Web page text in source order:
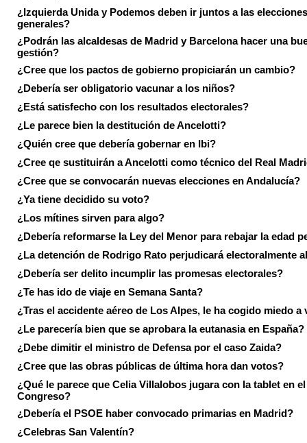
¿Izquierda Unida y Podemos deben ir juntos a las elecciones
generales?
¿Podrán las alcaldesas de Madrid y Barcelona hacer una
gestión?
¿Cree que los pactos de gobierno propiciarán un cambio?
¿Debería ser obligatorio vacunar a los niños?
¿Está satisfecho con los resultados electorales?
¿Le parece bien la destitución de Ancelotti?
¿Quién cree que debería gobernar en Ibi?
¿Cree qe sustituirán a Ancelotti como técnico del Real
¿Cree que se convocarán nuevas elecciones en Andalucía?
¿Ya tiene decidido su voto?
¿Los mítines sirven para algo?
¿Debería reformarse la Ley del Menor para rebajar la edad
¿La detención de Rodrigo Rato perjudicará electoralmente
¿Debería ser delito incumplir las promesas electorales?
¿Te has ido de viaje en Semana Santa?
¿Tras el accidente aéreo de Los Alpes, le ha cogido miedo a
¿Le parecería bien que se aprobara la eutanasia en España?
¿Debe dimitir el ministro de Defensa por el caso Zaida?
¿Cree que las obras públicas de última hora dan votos?
¿Qué le parece que Celia Villalobos jugara con la tablet en el
Congreso?
¿Debería el PSOE haber convocado primarias en Madrid?
¿Celebras San Valentín?